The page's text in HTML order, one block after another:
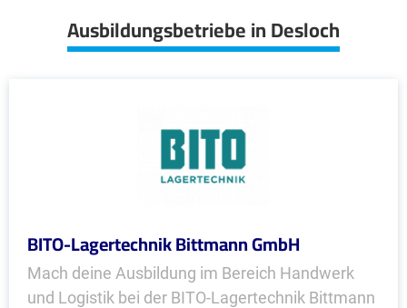
Ausbildungsbetriebe in Desloch
BITO-Lagertechnik Bittmann GmbH
Mach deine Ausbildung im Bereich Handwerk
und Logistik bei der BITO-Lagertechnik Bittmann